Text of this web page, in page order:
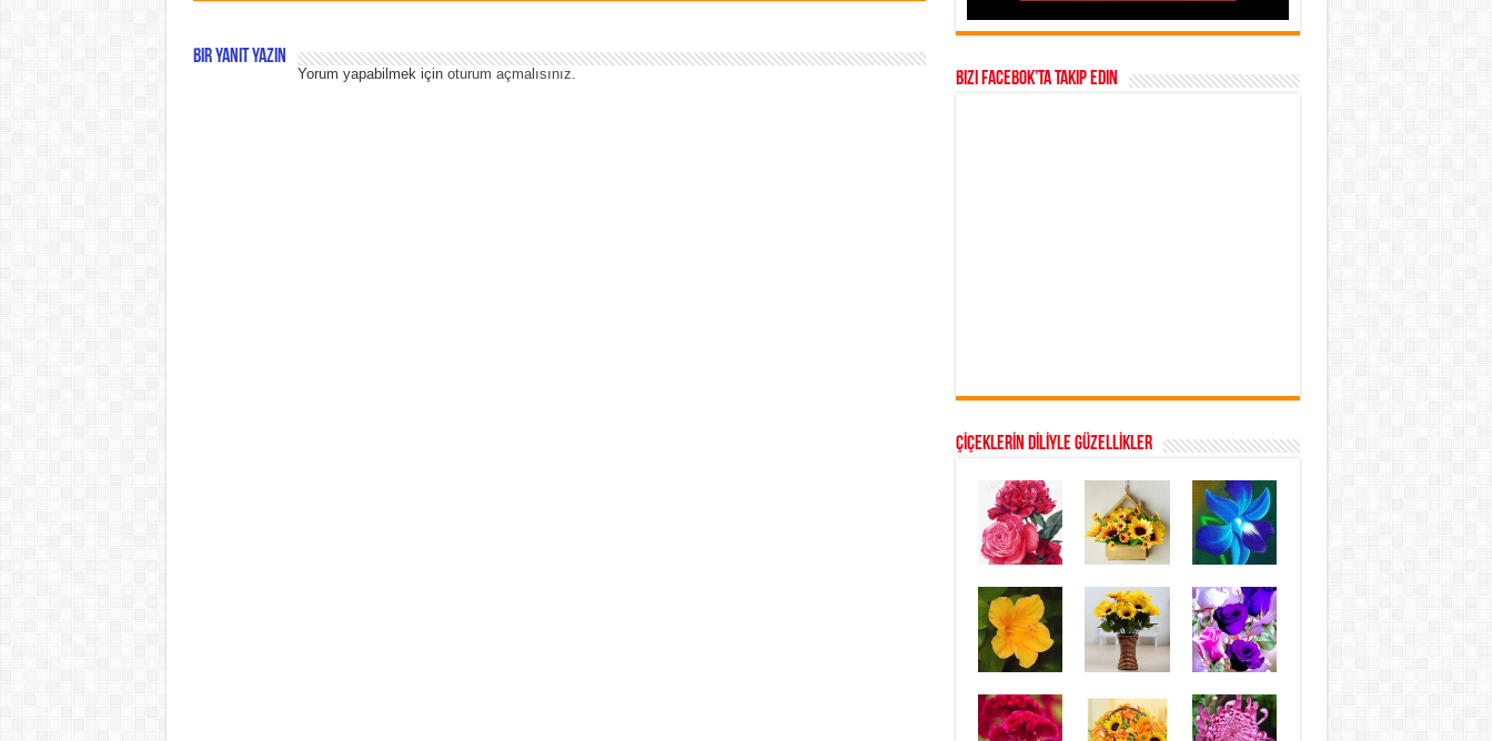
Bir yanıt yazın
Yorum yapabilmek için oturum açmalısınız. Bizi Facebok’ta takip edin
ÇİÇEKLERİN DİLİYLE GÜZELLİKLER